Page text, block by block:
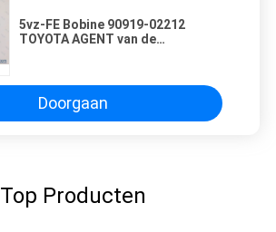
5vz-FE Bobine 90919-02212
TOYOTA AGENT van de
Doorgaan
Top Producten